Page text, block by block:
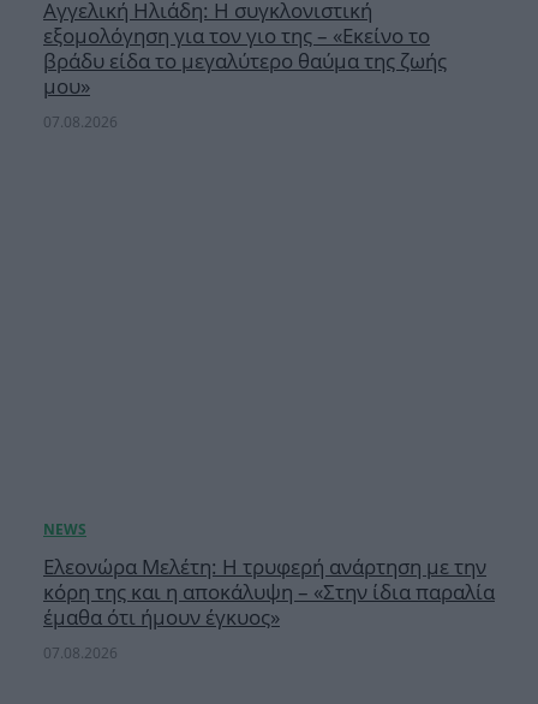
Αγγελική Ηλιάδη: Η συγκλονιστική
εξομολόγηση για τον γιο της – «Εκείνο το
βράδυ είδα το μεγαλύτερο θαύμα της ζωής
μου»
07.08.2026
Ελεονώρα Μελέτη: Η τρυφερή ανάρτηση με την
κόρη της και η αποκάλυψη – «Στην ίδια παραλία
έμαθα ότι ήμουν έγκυος»
07.08.2026